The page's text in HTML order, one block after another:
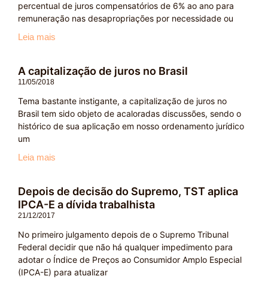
percentual de juros compensatórios de 6% ao ano para
remuneração nas desapropriações por necessidade ou
Leia mais
A capitalização de juros no Brasil
11/05/2018
Tema bastante instigante, a capitalização de juros no
Brasil tem sido objeto de acaloradas discussões, sendo o
histórico de sua aplicação em nosso ordenamento jurídico
um
Leia mais
Depois de decisão do Supremo, TST aplica
IPCA-E a dívida trabalhista
21/12/2017
No primeiro julgamento depois de o Supremo Tribunal
Federal decidir que não há qualquer impedimento para
adotar o Índice de Preços ao Consumidor Amplo Especial
(IPCA-E) para atualizar